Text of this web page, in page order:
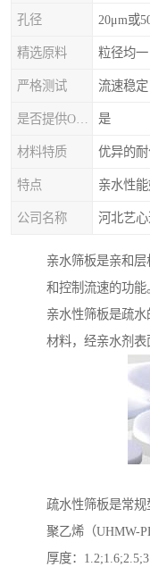
孔径 20μm或
精选原料 粒径均一
严格测试 流速稳定
是
材料特质 优异的
特点 亲水性
公司名称 河北艺
亲水筛板是亲和
和控制流速的功能
亲水性筛板是疏水
材料，经亲水剂表
疏水性筛板是常
聚乙烯（UHMW-
厚度：